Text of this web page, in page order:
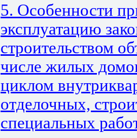
5. Особенности
эксплуатацию
строительством
числе жилых
циклом
отделочных,
специальных